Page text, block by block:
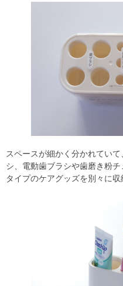
スペースが細かく分かれてい
シ、電動歯ブラシや歯磨き粉
タイプのケアグッズを別々に収